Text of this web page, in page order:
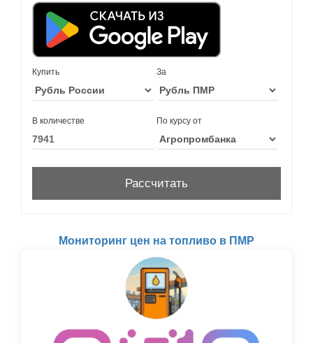
Купить За
В количестве По курсу от
Мониторинг цен на топливо в ПМР